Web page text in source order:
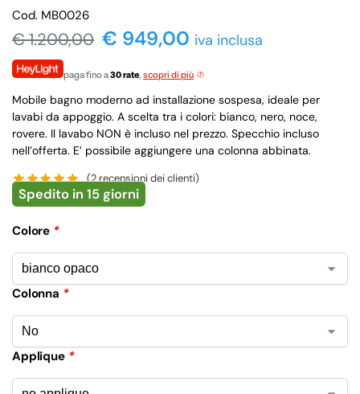
Cod. MB0026
€1.200,00 € 949,00 iva inclusa
paga fino a30 rate, scopri di più
Mobile bagno moderno ad installazione sospesa, ideale per
lavabi da appoggio. A scelta tra i colori: bianco, nero, noce,
rovere. Il lavabo NON è incluso nel prezzo. Specchio incluso
nell’offerta. E’ possibile aggiungere una colonna abbinata.
(2recensioni dei clienti)
Spedito in 15 giorni
Colore *
Colonna *
Applique *